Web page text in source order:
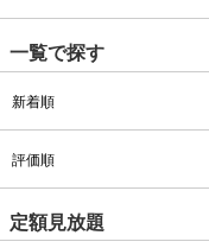
Myクーポン
お気に入り
一覧で探す
新着順
評価順
定額見放題